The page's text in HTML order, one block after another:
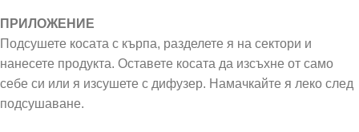
ПРИЛОЖЕНИЕ
Подсушете косата с кърпа, разделете я на сектори и
нанесете продукта. Оставете косата да изсъхне от само
себе си или я изсушете с дифузер. Намачкайте я леко след
подсушаване.